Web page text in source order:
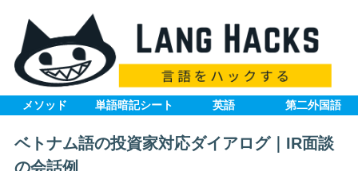
メソッド 単語暗記シート 英語 第二外国語
ベトナム語の投資家対応ダイアログ｜IR面談
の会話例